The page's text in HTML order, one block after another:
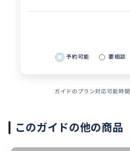
予約可能 要相談
ガイドのプラン対応可能時間
このガイドの他の商品